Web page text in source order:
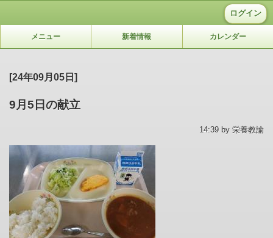
ログイン
メニュー 新着情報 カレンダー
[24年09月05日]
9月5日の献立
14:39 by 栄養教諭